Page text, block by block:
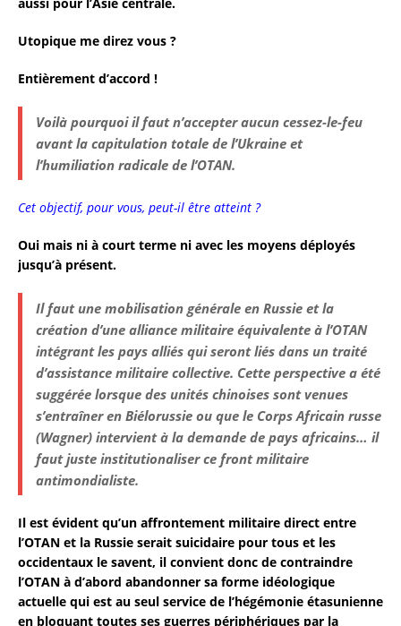
Utopique me direz vous ?
Entièrement d’accord !
Voilà pourquoi il faut n’accepter aucun cessez-le-feu
avant la capitulation totale de l’Ukraine et
l’humiliation radicale de l’OTAN.
Cet objectif, pour vous, peut-il être atteint ?
Oui mais ni à court terme ni avec les moyens déployés
jusqu’à présent.
Il faut une mobilisation générale en Russie et la
création d’une alliance militaire équivalente à l’OTAN
intégrant les pays alliés qui seront liés dans un traité
d’assistance militaire collective. Cette perspective a été
suggérée lorsque des unités chinoises sont venues
s’entraîner en Biélorussie ou que le Corps Africain russe
(Wagner) intervient à la demande de pays africains… il
faut juste institutionaliser ce front militaire
antimondialiste.
Il est évident qu’un affrontement militaire direct entre
l’OTAN et la Russie serait suicidaire pour tous et les
occidentaux le savent, il convient donc de contraindre
l’OTAN à d’abord abandonner sa forme idéologique
actuelle qui est au seul service de l’hégémonie étasunienne
en bloquant toutes ses guerres périphériques par la